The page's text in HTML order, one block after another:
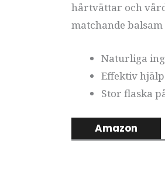
hårtvättar och
matchande
Naturliga
Effektiv
Stor flaska
Amazon